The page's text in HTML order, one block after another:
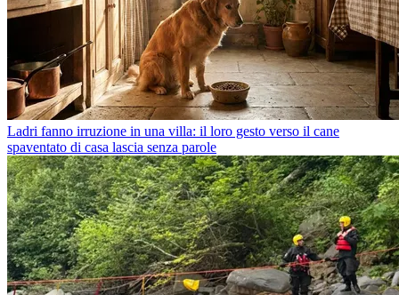
Ladri fanno irruzione in una villa: il loro gesto verso il cane
spaventato di casa lascia senza parole